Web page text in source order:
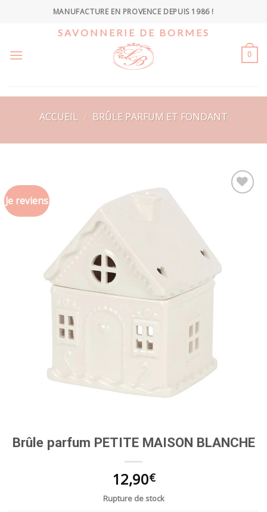
MANUFACTURE EN PROVENCE DEPUIS 1986 !
SAVONNERIE DE BORMES
0
ACCUEIL / BRÛLE PARFUM ET FONDANT
Je reviens
Brûle parfum PETITE MAISON BLANCHE
12,90€
Rupture de stock